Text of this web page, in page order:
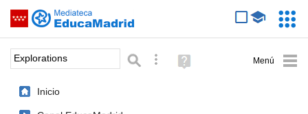
Saltar navegación
Palabra o frase: Búsqueda avanzada
Ayuda
(en
Inicio